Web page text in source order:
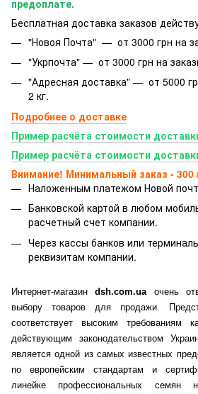
предоплате.
Бесплатная доставка заказов
"Новоя Почта" — от 3000 грн на
"Укрпочта" — от 3000 грн на
"Адресная доставка" — от 5000
2 кг.
Подробнее о доставке
Пример расчёта стоимости
Пример расчёта стоимости
Внимание! Минимальный заказ - 300
Наложенным платежом Новой
Банковской картой в любом
расчетный счет компании.
Через кассы банков или
реквизитам компании.
Интернет-магазинdsh.com.ua очень
выбору товаров для продажи.
соответствует высоким требованиям
действующим законодательством
является одной из самых известных
по европейским стандартам и
линейке профессиональных семян